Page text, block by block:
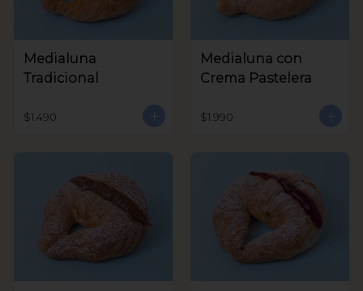
Medialuna
Tradicional
$1.490
Medialuna con
Crema Pastelera
$1.990